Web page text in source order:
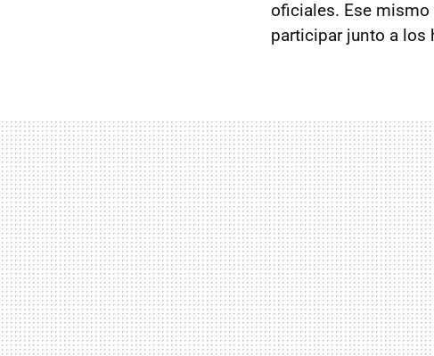
oficiales. Ese mismo
participar junto a los